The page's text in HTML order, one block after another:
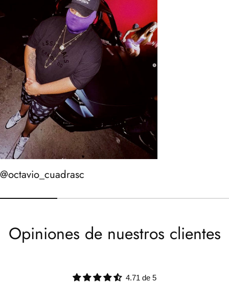
@octavio_cuadrasc
Opiniones de nuestros clientes
4.71 de 5